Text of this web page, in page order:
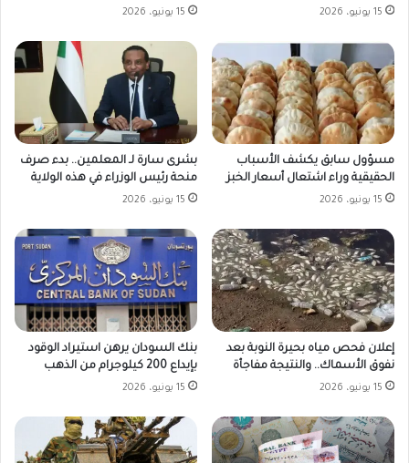
15 يونيو، 2026 15 يونيو، 2026
مسؤول سابق يكشف الأسباب
الحقيقية وراء اشتعال أسعار الخبز
15 يونيو، 2026
بشرى سارة لـ المعلمين.. بدء صرف
منحة رئيس الوزراء في هذه الولاية
15 يونيو، 2026
إعلان فحص مياه بحيرة النوبة بعد
نفوق الأسماك.. والنتيجة مفاجأة
15 يونيو، 2026
بنك السودان يرهن استيراد الوقود
بإيداع 200 كيلوجرام من الذهب
15 يونيو، 2026